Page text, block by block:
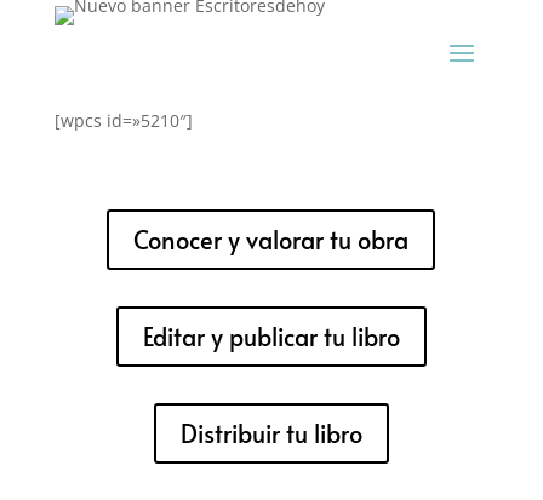
[wpcs id=»5210″]
Conocer y valorar tu obra
Editar y publicar tu libro
Distribuir tu libro